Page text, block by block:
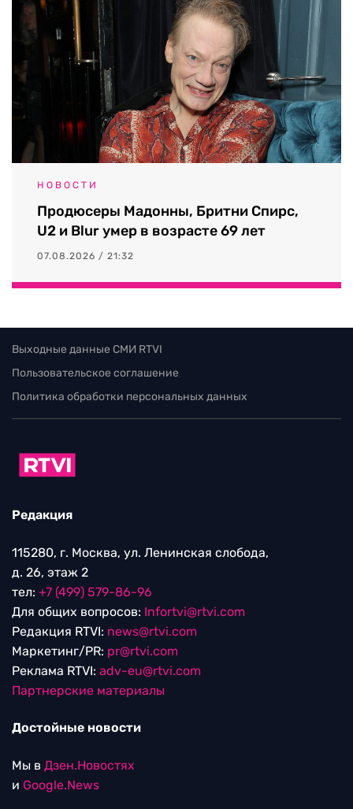
НОВОСТИ
Продюсеры Мадонны, Бритни Спирс,
U2 и Blur умер в возрасте 69 лет
07.08.2026 / 21:32
Выходные данные СМИ RTVI
Пользовательское соглашение
Политика обработки персональных данных
Редакция
115280, г. Москва, ул. Ленинская слобода,
д. 26, этаж 2
тел: +7 (499) 579-86-96
Для общих вопросов: Infortvi@rtvi.com
Редакция RTVI: news@rtvi.com
Маркетинг/PR: pr@rtvi.com
Реклама RTVI: adv-eu@rtvi.com
Партнерские материалы
Достойные новости
Мы в Дзен.Новостях
и Google.News